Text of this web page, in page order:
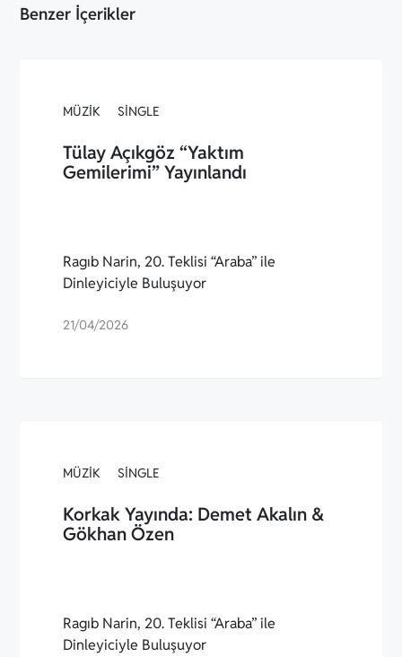
Benzer İçerikler
MÜZIK SINGLE
Tülay Açıkgöz “Yaktım
Gemilerimi” Yayınlandı
Ragıb Narin, 20. Teklisi “Araba” ile
Dinleyiciyle Buluşuyor
21/04/2026
MÜZIK SINGLE
Korkak Yayında: Demet Akalın &
Gökhan Özen
Ragıb Narin, 20. Teklisi “Araba” ile
Dinleyiciyle Buluşuyor